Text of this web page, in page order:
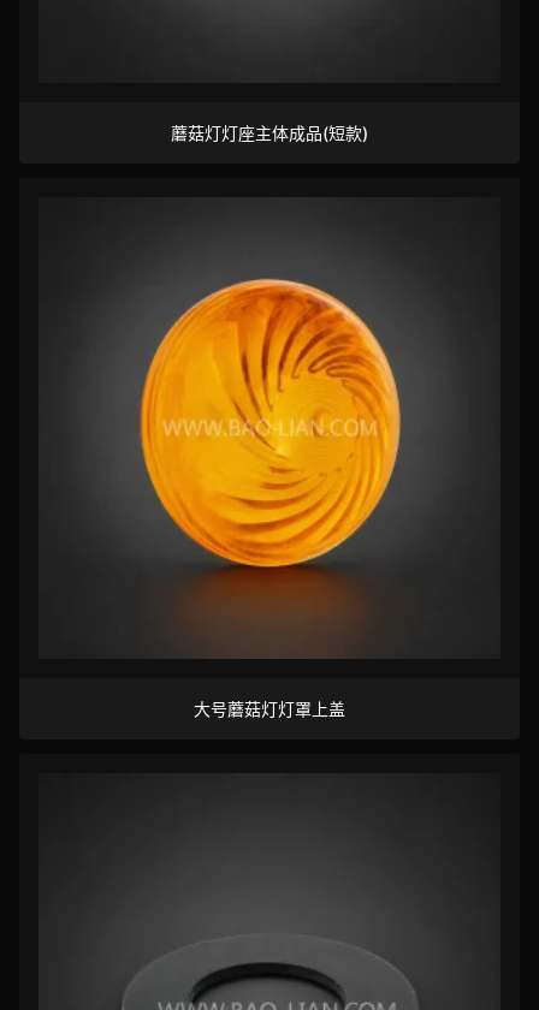
蘑菇灯灯座主体成品(短款)
大号蘑菇灯灯罩上盖